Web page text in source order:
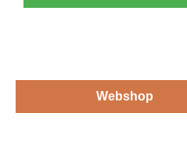
Webshop